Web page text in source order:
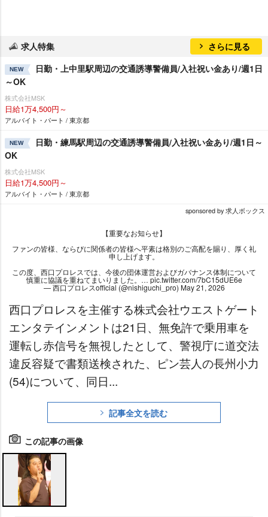
求人特集 さらに見る
NEW
日勤・上中里駅周辺の交通誘導警備員/入社祝い金あり/週1日
～OK
株式会社MSK
日給1万4,500円～
アルバイト・パート / 東京都
NEW
日勤・練馬駅周辺の交通誘導警備員/入社祝い金あり/週1日～
OK
株式会社MSK
日給1万4,500円～
アルバイト・パート / 東京都
sponsored by 求人ボックス
【重要なお知らせ】
ファンの皆様、ならびに関係者の皆様へ平素は格別のご高配を賜り、厚く礼
申し上げます。
この度、西口プロレスでは、今後の団体運営およびガバナンス体制について
慎重に協議を重ねてまいりました。… pic.twitter.com/7bC15dUE6e
— 西口プロレスofficial (@nishiguchi_pro) May 21, 2026
西口プロレスを主催する株式会社ウエストゲート
エンタテインメントは21日、無免許で乗用車を
運転し赤信号を無視したとして、警視庁に道交法
違反容疑で書類送検された、ピン芸人の長州小力
(54)について、同日...
記事全文を読む
この記事の画像